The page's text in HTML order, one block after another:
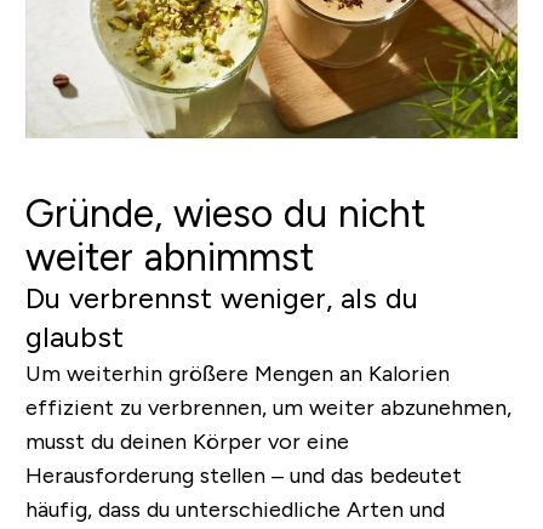
Gründe, wieso du nicht
weiter abnimmst
Du verbrennst weniger, als du
glaubst
Um weiterhin größere Mengen an Kalorien
effizient zu verbrennen, um weiter abzunehmen,
musst du deinen Körper vor eine
Herausforderung stellen – und das bedeutet
häufig, dass du unterschiedliche Arten und